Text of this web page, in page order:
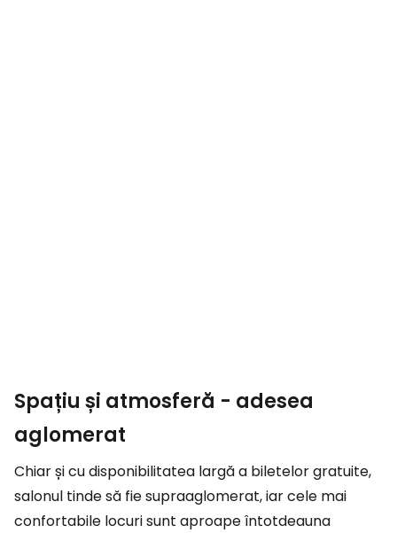
Spațiu și atmosferă - adesea
aglomerat
Chiar și cu disponibilitatea largă a biletelor gratuite,
salonul tinde să fie supraaglomerat, iar cele mai
confortabile locuri sunt aproape întotdeauna